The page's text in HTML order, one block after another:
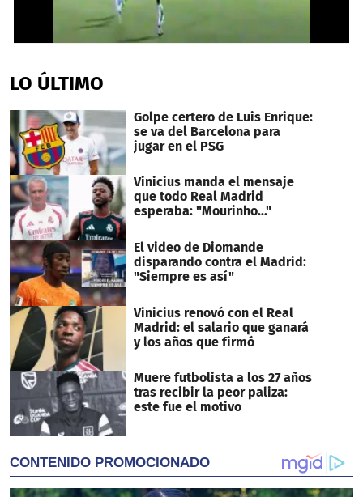
of
2
7
seconds
LO ÚLTIMO
Golpe certero de Luis Enrique:
se va del Barcelona para
jugar en el PSG
Vinicius manda el mensaje
que todo Real Madrid
esperaba: "Mourinho..."
El video de Diomande
disparando contra el Madrid:
"Siempre es así"
Vinicius renovó con el Real
Madrid: el salario que ganará
y los años que firmó
Muere futbolista a los 27 años
tras recibir la peor paliza:
este fue el motivo